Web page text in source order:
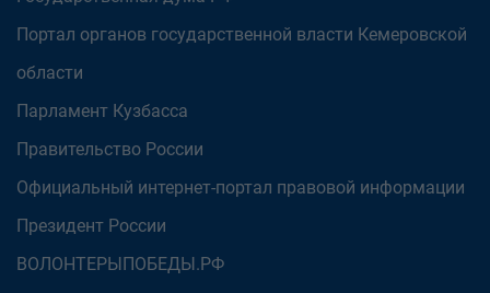
Портал органов государственной власти Кемеровской
области
Парламент Кузбасса
Правительство России
Официальный интернет-портал правовой информации
Президент России
ВОЛОНТЕРЫПОБЕДЫ.РФ